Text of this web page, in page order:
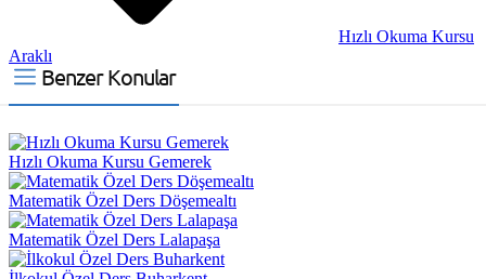
Hızlı Okuma Kursu
Araklı
Benzer Konular
Hızlı Okuma Kursu Gemerek
Matematik Özel Ders Döşemealtı
Matematik Özel Ders Lalapaşa